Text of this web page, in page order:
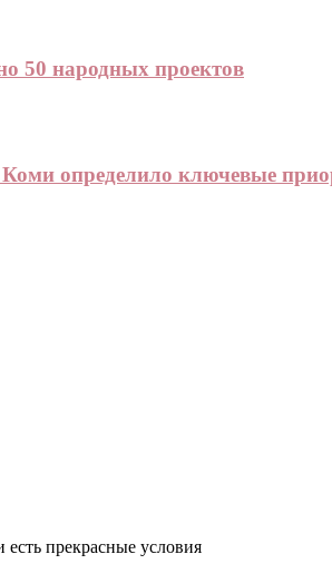
50 народных проектов
определило ключевые
прекрасные условия